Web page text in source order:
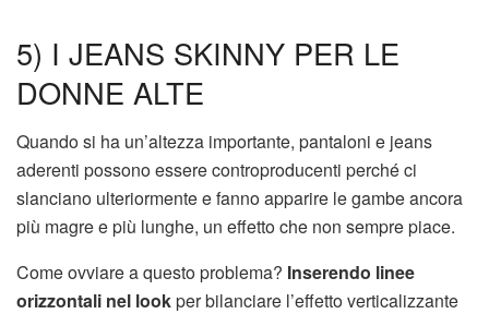
5) I JEANS SKINNY PER LE
DONNE ALTE
Quando si ha un’altezza importante, pantaloni e jeans
aderenti possono essere controproducenti perché ci
slanciano ulteriormente e fanno apparire le gambe ancora
più magre e più lunghe, un effetto che non sempre piace.
Come ovviare a questo problema? Inserendo linee
orizzontali nel lookper bilanciare l’effetto verticalizzante